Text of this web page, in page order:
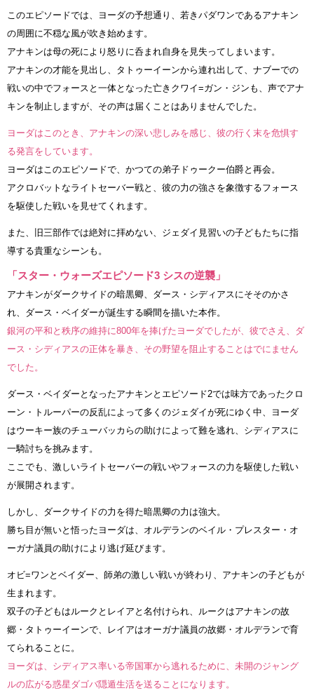
このエピソードでは、ヨーダの予想通り、若きパダワンであるアナキン
の周囲に不穏な風が吹き始めます。
アナキンは母の死により怒りに呑まれ自身を見失ってしまいます。
アナキンの才能を見出し、タトゥーイーンから連れ出して、ナブーでの
戦いの中でフォースと一体となった亡きクワイ=ガン・ジンも、声でアナ
キンを制止しますが、その声は届くことはありませんでした。
ヨーダはこのとき、アナキンの深い悲しみを感じ、彼の行く末を危惧す
る発言をしています。
ヨーダはこのエピソードで、かつての弟子ドゥークー伯爵と再会。
アクロバットなライトセーバー戦と、彼の力の強さを象徴するフォース
を駆使した戦いを見せてくれます。
また、旧三部作では絶対に拝めない、ジェダイ見習いの子どもたちに指
導する貴重なシーンも。
「スター・ウォーズエピソード3 シスの逆襲」
アナキンがダークサイドの暗黒卿、ダース・シディアスにそそのかさ
れ、ダース・ベイダーが誕生する瞬間を描いた本作。
銀河の平和と秩序の維持に800年を捧げたヨーダでしたが、彼でさえ、ダ
ース・シディアスの正体を暴き、その野望を阻止することはでにません
でした。
ダース・ベイダーとなったアナキンとエピソード2では味方であったクロ
ーン・トルーパーの反乱によって多くのジェダイが死にゆく中、ヨーダ
はウーキー族のチューバッカらの助けによって難を逃れ、シディアスに
一騎討ちを挑みます。
ここでも、激しいライトセーバーの戦いやフォースの力を駆使した戦い
が展開されます。
しかし、ダークサイドの力を得た暗黒卿の力は強大。
勝ち目が無いと悟ったヨーダは、オルデランのベイル・プレスター・オ
ーガナ議員の助けにより逃げ延びます。
オビ=ワンとベイダー、師弟の激しい戦いが終わり、アナキンの子どもが
生まれます。
双子の子どもはルークとレイアと名付けられ、ルークはアナキンの故
郷・タトゥーイーンで、レイアはオーガナ議員の故郷・オルデランで育
てられることに。
ヨーダは、シディアス率いる帝国軍から逃れるために、未開のジャング
ルの広がる惑星ダゴバ隠遁生活を送ることになります。